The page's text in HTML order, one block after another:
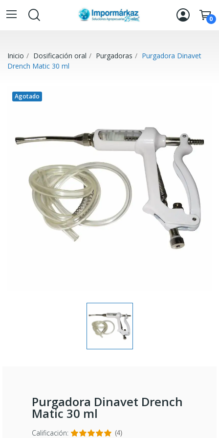
0
Inicio Dosificación oral Purgadoras
Purgadora Dinavet
Drench Matic 30 ml
Agotado
Purgadora Dinavet Drench
Matic 30 ml
Calificación: (4)